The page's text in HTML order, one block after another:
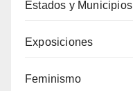
Estados y Municipios
Exposiciones
Feminismo